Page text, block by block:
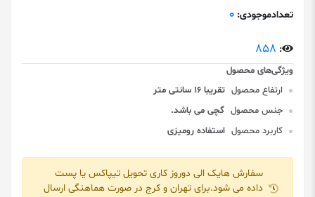
تعدادموجودی: 0
:
858
ارتفاع محصول تقریبا 16 سانتی متر
جنس محصول گچی می باشد.
کاربرد محصول استفاده رومیزی
سفارش هایک الی دوروز کاری تحویل تیپاکس یا پست
داده می شود.برای تهران و کرج در صورت هماهنگی ارسال